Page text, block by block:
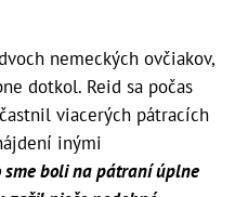
nemeckých ovčiakov,
dotkol. Reid sa počas
viacerých pátracích
inými
sme boli na pátraní úplne